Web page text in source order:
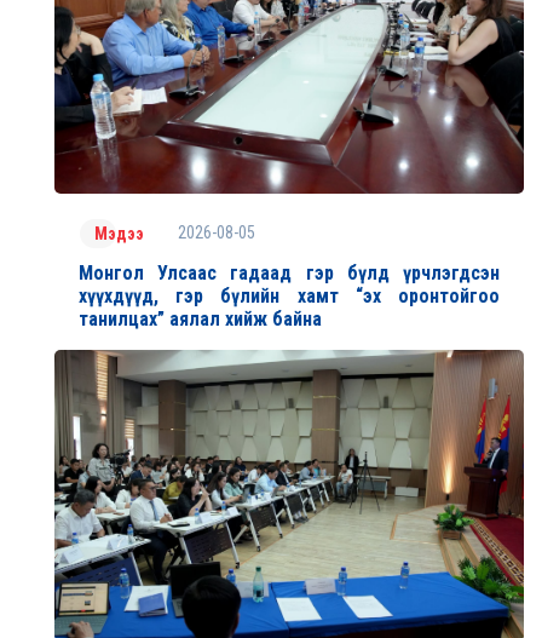
Мэдээ 2026-08-05
Монгол Улсаас гадаад гэр бүлд үрчлэгдсэн
хүүхдүүд, гэр бүлийн хамт “эх оронтойгоо
танилцах” аялал хийж байна